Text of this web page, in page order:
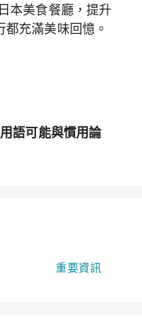
本美食餐廳，提升
充滿美味回憶。
語可能與慣用論
重要資訊